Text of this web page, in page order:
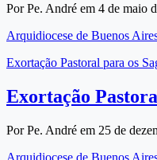
Por Pe. André em 4 de maio
Arquidiocese de Buenos
Exortação Pastoral para os
Exortação
Por Pe. André em 25 de
Arquidiocese de Buenos